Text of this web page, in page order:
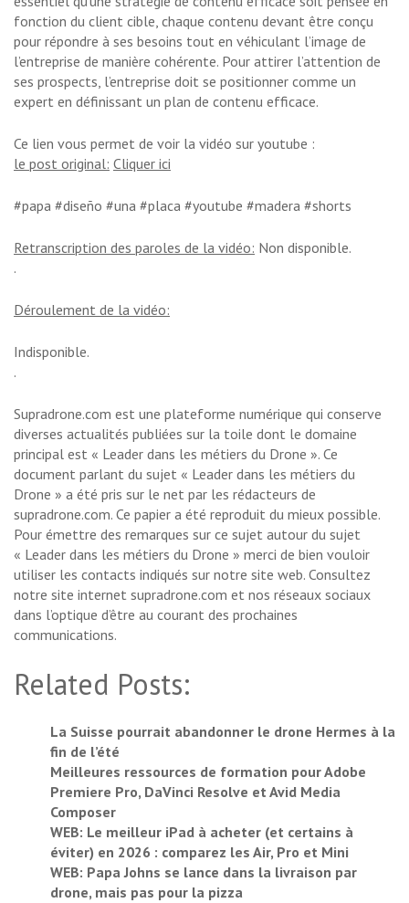
fonction du client cible, chaque contenu devant être conçu
pour répondre à ses besoins tout en véhiculant l’image de
l’entreprise de manière cohérente. Pour attirer l’attention de
ses prospects, l’entreprise doit se positionner comme un
expert en définissant un plan de contenu efficace.
Ce lien vous permet de voir la vidéo sur youtube :
le post original: Cliquer ici
#papa #diseño #una #placa #youtube #madera #shorts
Retranscription des paroles de la vidéo: Non disponible.
.
Déroulement de la vidéo:
Indisponible.
.
Supradrone.com est une plateforme numérique qui conserve
diverses actualités publiées sur la toile dont le domaine
principal est « Leader dans les métiers du Drone ». Ce
document parlant du sujet « Leader dans les métiers du
Drone » a été pris sur le net par les rédacteurs de
supradrone.com. Ce papier a été reproduit du mieux possible.
Pour émettre des remarques sur ce sujet autour du sujet
« Leader dans les métiers du Drone » merci de bien vouloir
utiliser les contacts indiqués sur notre site web. Consultez
notre site internet supradrone.com et nos réseaux sociaux
dans l’optique d’être au courant des prochaines
communications.
Related Posts:
La Suisse pourrait abandonner le drone Hermes à la
fin de l’été
Meilleures ressources de formation pour Adobe
Premiere Pro, DaVinci Resolve et Avid Media
Composer
WEB: Le meilleur iPad à acheter (et certains à
éviter) en 2026 : comparez les Air, Pro et Mini
WEB: Papa Johns se lance dans la livraison par
drone, mais pas pour la pizza